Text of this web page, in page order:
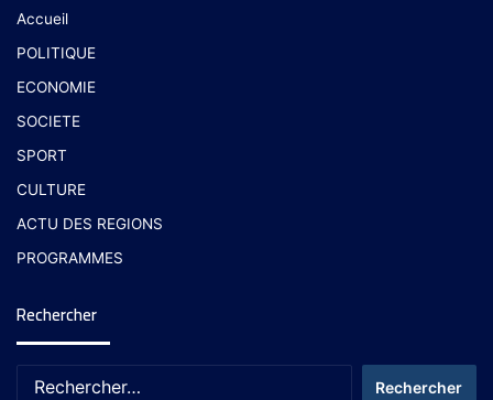
Accueil
POLITIQUE
ECONOMIE
SOCIETE
SPORT
CULTURE
ACTU DES REGIONS
PROGRAMMES
Rechercher